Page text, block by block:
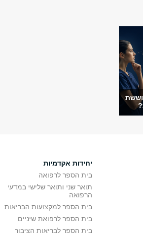
יחידות אקדמיות
בית הספר לרפואה
תואר שני ותואר שלישי במדעי
הרפואה
בית הספר למקצועות הבריאות
בית הספר לרפואת שיניים
בית הספר לבריאות הציבור